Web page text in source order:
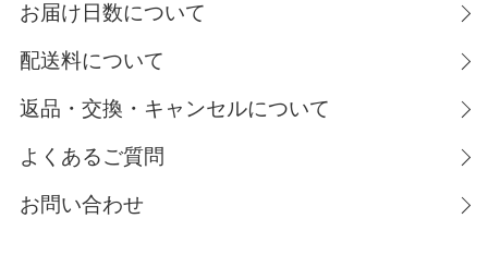
お届け日数について
配送料について
返品・交換・キャンセルについて
よくあるご質問
お問い合わせ